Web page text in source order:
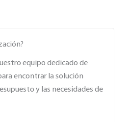
equipo dedicado de
encontrar la solución
y las necesidades de